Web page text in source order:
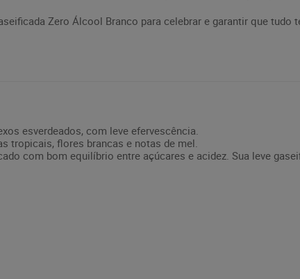
Zero Álcool Branco para celebrar e garantir que tudo
esverdeados, com leve efervescência.
tropicais, flores brancas e notas de mel.
com bom equilíbrio entre açúcares e acidez. Sua leve